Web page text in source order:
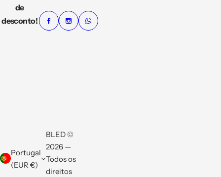
de
desconto!
Portugal
(EUR €)
BLED ©
2026 —
Todos os
direitos